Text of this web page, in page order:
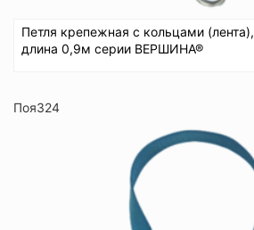
Петля крепежная с кольцами (лента),
длина 0,9м серии ВЕРШИНА®
Поя324